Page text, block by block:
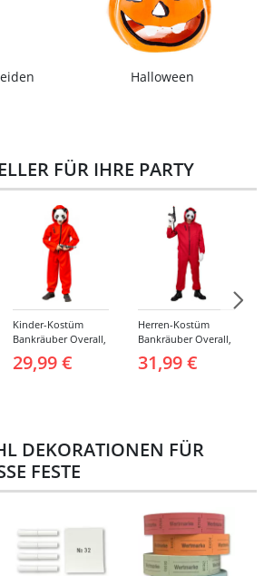
Halloween
FÜR IHRE PARTY
Kinder-Kostüm
Bankräuber Overall,
29,99 €
Herren-Kostüm
Bankräuber Overall,
31,99 €
DEKORATIONEN FÜR
FESTE